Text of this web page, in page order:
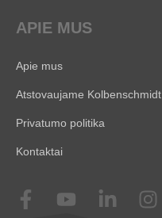
APIE MUS
Apie mus
Atstovaujame Kolbenschmidt
Privatumo politika
Kontaktai